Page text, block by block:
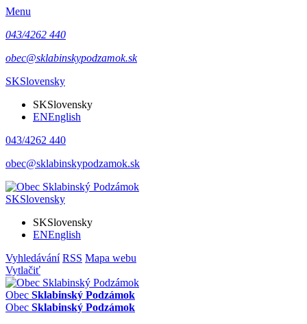
Menu
043/4262 440
obec@sklabinskypodzamok.sk
SKSlovensky
SKSlovensky
ENEnglish
043/4262 440
obec@sklabinskypodzamok.sk
SKSlovensky
SKSlovensky
ENEnglish
Vyhledávání RSS Mapa webu
Vytlačiť
Obec Sklabinský Podzámok
Obec Sklabinský Podzámok